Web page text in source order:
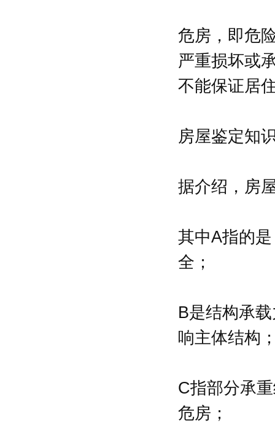
危房，即危
严重损坏或
不能保证居
房屋鉴定知
据介绍，房
其中A指的
全；
B是结构承
响主体结构
C指部分承
危房；